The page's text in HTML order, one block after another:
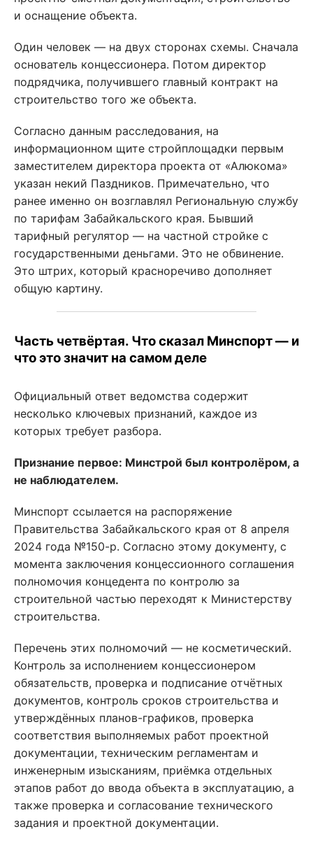
и оснащение объекта.
Один человек — на двух сторонах схемы. Сначала
основатель концессионера. Потом директор
подрядчика, получившего главный контракт на
строительство того же объекта.
Согласно данным расследования, на
информационном щите стройплощадки первым
заместителем директора проекта от «Алюкома»
указан некий Паздников. Примечательно, что
ранее именно он возглавлял Региональную службу
по тарифам Забайкальского края. Бывший
тарифный регулятор — на частной стройке с
государственными деньгами. Это не обвинение.
Это штрих, который красноречиво дополняет
общую картину.
Часть четвёртая. Что сказал Минспорт — и
что это значит на самом деле
Официальный ответ ведомства содержит
несколько ключевых признаний, каждое из
которых требует разбора.
Признание первое: Минстрой был контролёром, а
не наблюдателем.
Минспорт ссылается на распоряжение
Правительства Забайкальского края от 8 апреля
2024 года №150-р. Согласно этому документу, с
момента заключения концессионного соглашения
полномочия концедента по контролю за
строительной частью переходят к Министерству
строительства.
Перечень этих полномочий — не косметический.
Контроль за исполнением концессионером
обязательств, проверка и подписание отчётных
документов, контроль сроков строительства и
утверждённых планов-графиков, проверка
соответствия выполняемых работ проектной
документации, техническим регламентам и
инженерным изысканиям, приёмка отдельных
этапов работ до ввода объекта в эксплуатацию, а
также проверка и согласование технического
задания и проектной документации.